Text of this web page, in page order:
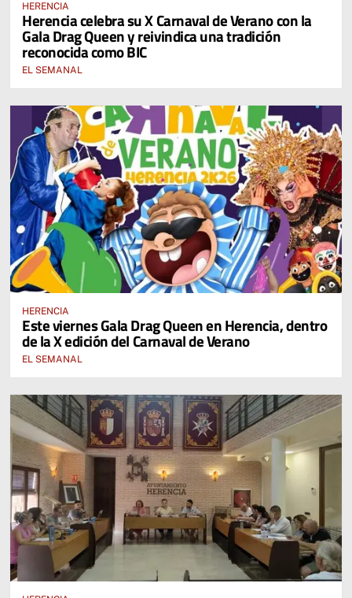
HERENCIA
Herencia celebra su X Carnaval de Verano con la
Gala Drag Queen y reivindica una tradición
reconocida como BIC
EL SEMANAL
HERENCIA
Este viernes Gala Drag Queen en Herencia, dentro
de la X edición del Carnaval de Verano
EL SEMANAL